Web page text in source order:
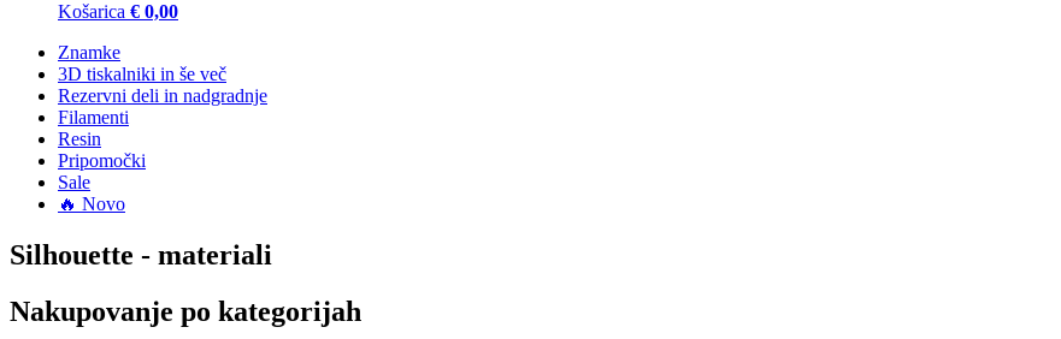
Košarica € 0,00
Znamke
3D tiskalniki in še več
Rezervni deli in nadgradnje
Filamenti
Resin
Pripomočki
Sale
🔥 Novo
Silhouette - materiali
Nakupovanje po kategorijah